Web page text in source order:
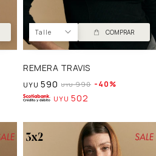
Talle COMPRAR
REMERA TRAVIS
UYU 590 UYU 990 40
UYU 502